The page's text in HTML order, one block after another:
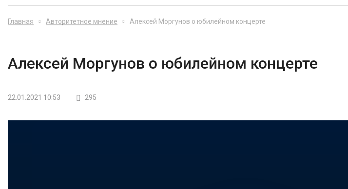
Главная Авторитетное мнение Алексей Моргунов о юбилейном концерте
Алексей Моргунов о юбилейном концерте
22.01.2021 10:53 295